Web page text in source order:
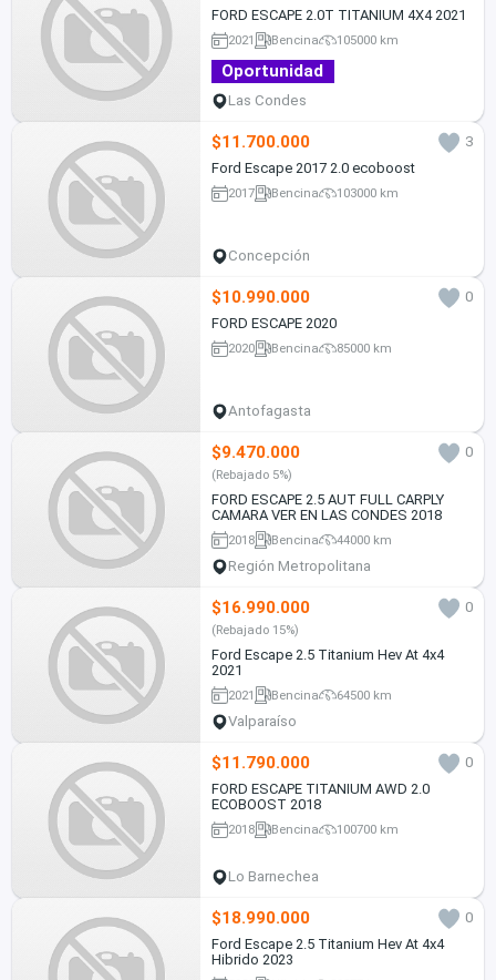
FORD ESCAPE 2.0T TITANIUM 4X4 2021
2021 Bencina 105000 km
Oportunidad
Las Condes
$11.700.000
3
Ford Escape 2017 2.0 ecoboost
2017 Bencina 103000 km
Concepción
$10.990.000
0
FORD ESCAPE 2020
2020 Bencina 85000 km
Antofagasta
$9.470.000 0
(Rebajado 5%)
FORD ESCAPE 2.5 AUT FULL CARPLY
CAMARA VER EN LAS CONDES 2018
2018 Bencina 44000 km
Región Metropolitana
$16.990.000 0
(Rebajado 15%)
Ford Escape 2.5 Titanium Hev At 4x4
2021
2021 Bencina 64500 km
Valparaíso
$11.790.000
0
FORD ESCAPE TITANIUM AWD 2.0
ECOBOOST 2018
2018 Bencina 100700 km
Lo Barnechea
$18.990.000
0
Ford Escape 2.5 Titanium Hev At 4x4
Hibrido 2023